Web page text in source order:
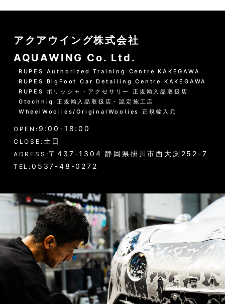
アクアウイング株式会社
AQUAWING Co. Ltd.
RUPES Authorized Training Centre KAKEGAWA
RUPES BigFoot Car Detailing Centre KAKEGAWA
RUPES ポリッシャ・アクセサリー 正規輸入品取扱店
Gtechniq 正規輸入品取扱店・認定施工店
WheelWoolies/OriginalWoolies 正規輸入元
OPEN: 9:00-18:00
CLOSE: 土日
ADRESS: 〒437-1304 静岡県掛川市西大渕252-7
TEL: 0537-48-0272